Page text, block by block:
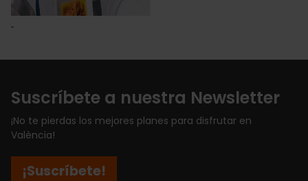
Suscríbete a nuestra Newsletter
¡No te pierdas los mejores planes para disfrutar en
València!
¡Suscríbete!